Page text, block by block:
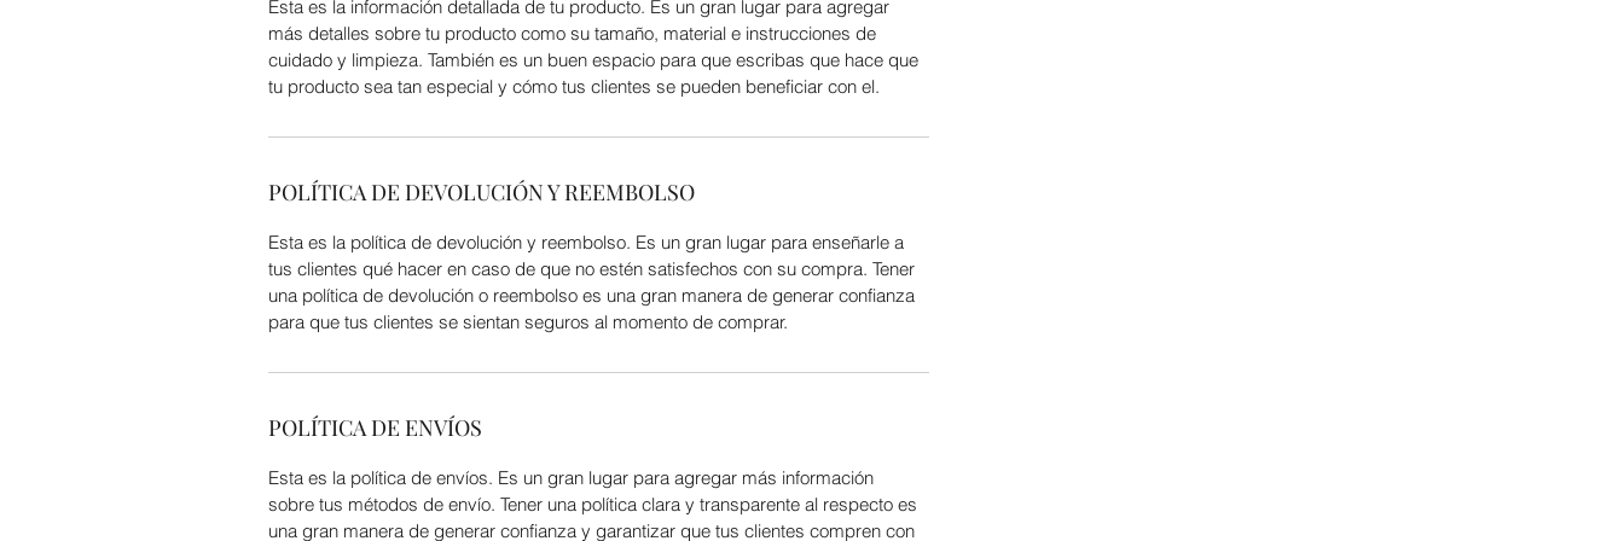
Esta es la información detallada de tu producto. Es un gran lugar para agregar
más detalles sobre tu producto como su tamaño, material e instrucciones de
cuidado y limpieza. También es un buen espacio para que escribas que hace que
tu producto sea tan especial y cómo tus clientes se pueden beneficiar con el.
POLÍTICA DE DEVOLUCIÓN Y REEMBOLSO
Esta es la política de devolución y reembolso. Es un gran lugar para enseñarle a
tus clientes qué hacer en caso de que no estén satisfechos con su compra. Tener
una política de devolución o reembolso es una gran manera de generar confianza
para que tus clientes se sientan seguros al momento de comprar.
POLÍTICA DE ENVÍOS
Esta es la política de envíos. Es un gran lugar para agregar más información
sobre tus métodos de envío. Tener una política clara y transparente al respecto es
una gran manera de generar confianza y garantizar que tus clientes compren con